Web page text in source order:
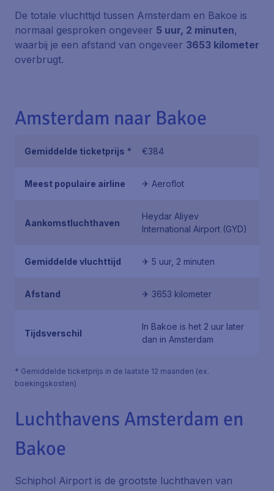
De totale vluchttijd tussen Amsterdam en Bakoe is
normaal gesproken ongeveer 5 uur, 2 minuten,
waarbij je een afstand van ongeveer 3653 kilometer
overbrugt.
Amsterdam naar Bakoe
Gemiddelde ticketprijs * €384
Meest populaire airline ✈ Aeroflot
Aankomstluchthaven
Heydar Aliyev
International Airport (GYD)
Gemiddelde vluchttijd ✈ 5 uur, 2 minuten
Afstand ✈ 3653 kilometer
Tijdsverschil
In Bakoe is het 2 uur later
dan in Amsterdam
* Gemiddelde ticketprijs in de laatste 12 maanden (ex.
boekingskosten)
Luchthavens Amsterdam en
Bakoe
Schiphol Airport is de grootste luchthaven van